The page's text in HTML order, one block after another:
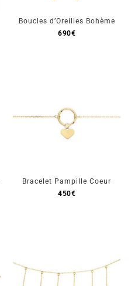
Boucles d’Oreilles Bohème
690€
Bracelet Pampille Coeur
450€